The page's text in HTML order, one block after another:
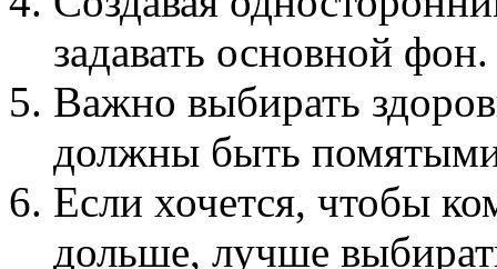
задавать основной фон.
Важно выбирать
должны быть
Если хочется, чтобы
дольше, лучше